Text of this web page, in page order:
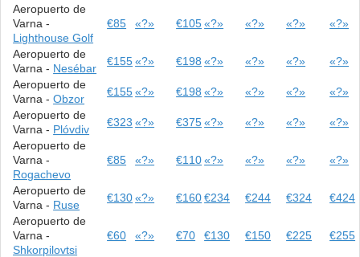
Aeropuerto de
Varna -
Lighthouse Golf
€85 «?» €105«?» «?» «?» «?»
Aeropuerto de
Varna - Nesébar
€155«?» €198 «?» «?» «?»
«?»
Aeropuerto de
Varna -Obzor
€155«?» €198 «?» «?» «?»
«?»
Aeropuerto de
Varna - Plóvdiv
€323 «?» €375«?» «?» «?»
«?»
Aeropuerto de
Varna -
Rogachevo
€85 «?» €110«?» «?» «?» «?»
Aeropuerto de
Varna - Ruse
€130«?» €160€234 €244 €324
€424
Aeropuerto de
Varna -
Shkorpilovtsi
€60 «?» €70 €130 €150 €225 €255